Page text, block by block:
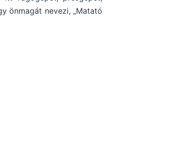
önmagát nevezi, „Matató